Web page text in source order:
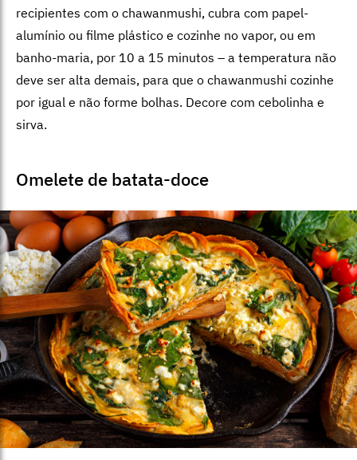
recipientes com o chawanmushi, cubra com papel-
alumínio ou filme plástico e cozinhe no vapor, ou em
banho-maria, por 10 a 15 minutos – a temperatura não
deve ser alta demais, para que o chawanmushi cozinhe
por igual e não forme bolhas. Decore com cebolinha e
sirva.
Omelete de batata-doce